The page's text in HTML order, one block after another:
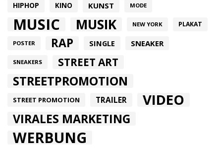
HIPHOP KINO KUNST MODE
MUSIC MUSIK NEW YORK PLAKAT
POSTER RAP SINGLE SNEAKER
SNEAKERS STREET ART
STREETPROMOTION
STREET PROMOTION TRAILER VIDEO
VIRALES MARKETING
WERBUNG